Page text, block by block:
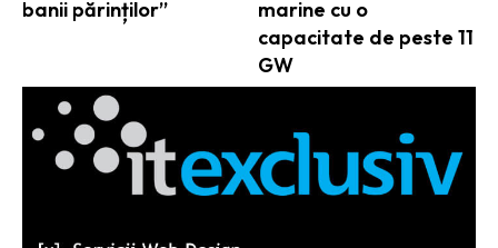
banii părinților”
marine cu o
capacitate de peste 11
GW